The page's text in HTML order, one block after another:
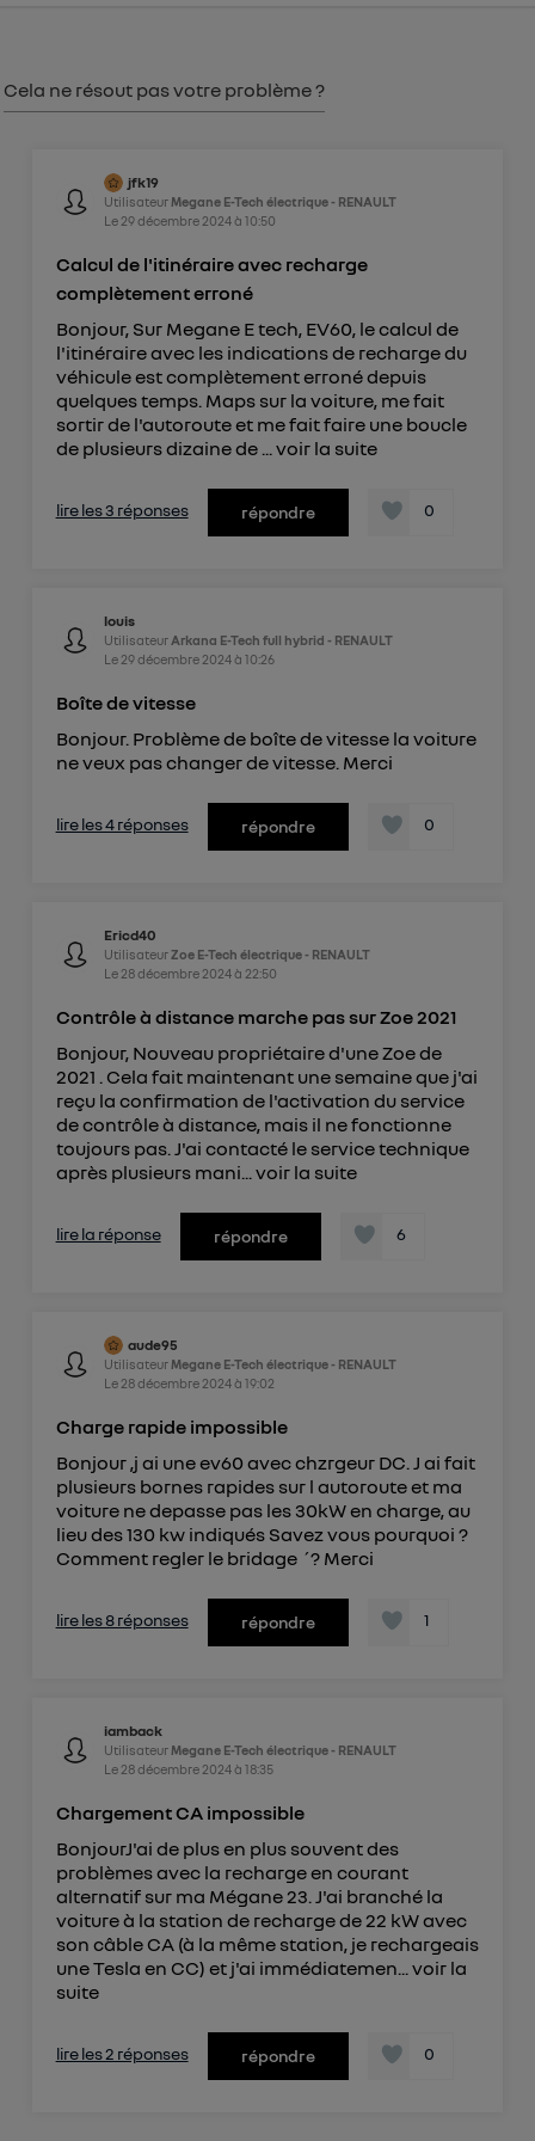
Cela ne résout pas votre problème ?
jfk19
Utilisateur Megane E-Tech électrique - RENAULT
Le 29 décembre 2024à 10:50
Calcul de l'itinéraire avec recharge
complètement erroné
Bonjour, Sur Megane E tech, EV60, le calcul de
l'itinéraire avec les indications de recharge du
véhicule est complètement erroné depuis
quelques temps. Maps sur la voiture, me fait
sortir de l'autoroute et me fait faire une boucle
de plusieurs dizaine de ... voir la suite
lire les 3 réponses répondre 0
louis
Utilisateur Arkana E-Tech full hybrid - RENAULT
Le 29 décembre 2024à 10:26
Boîte de vitesse
Bonjour. Problème de boîte de vitesse la voiture
ne veux pas changer de vitesse. Merci
lire les 4 réponses répondre 0
Ericd40
UtilisateurZoe E-Tech électrique - RENAULT
Le 28 décembre 2024à 22:50
Contrôle à distance marche pas sur Zoe 2021
Bonjour, Nouveau propriétaire d'une Zoe de
2021 . Cela fait maintenant une semaine que j'ai
reçu la confirmation de l'activation du service
de contrôle à distance, mais il ne fonctionne
toujours pas. J'ai contacté le service technique
après plusieurs mani... voir la suite
lire la réponse répondre 6
aude95
Utilisateur Megane E-Tech électrique - RENAULT
Le 28 décembre 2024à 19:02
Charge rapide impossible
Bonjour ,j ai une ev60 avec chzrgeur DC. J ai fait
plusieurs bornes rapides sur l autoroute et ma
voiture ne depasse pas les 30kW en charge, au
lieu des 130 kw indiqués Savez vous pourquoi ?
Comment regler le bridage ´? Merci
lire les 8 réponses répondre 1
iamback
Utilisateur Megane E-Tech électrique - RENAULT
Le 28 décembre 2024à 18:35
Chargement CA impossible
BonjourJ'ai de plus en plus souvent des
problèmes avec la recharge en courant
alternatif sur ma Mégane 23. J'ai branché la
voiture à la station de recharge de 22 kW avec
son câble CA (à la même station, je rechargeais
une Tesla en CC) et j'ai immédiatemen...voir la
suite
lire les 2 réponses répondre 0
Politique d'information sur les données